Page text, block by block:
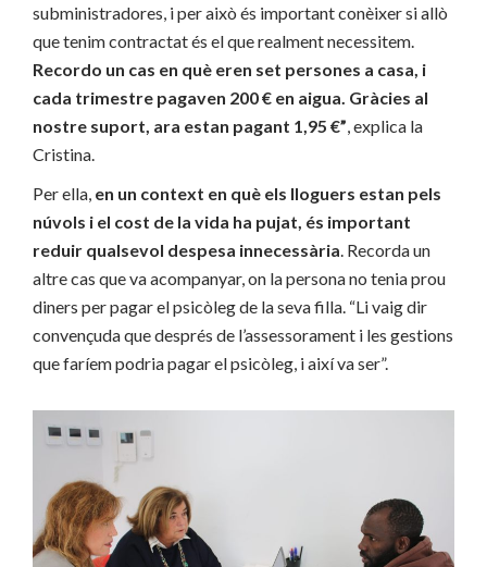
subministradores, i per això és important conèixer si allò
que tenim contractat és el que realment necessitem.
Recordo un cas en què eren set persones a casa, i
cada trimestre pagaven 200 € en aigua. Gràcies al
nostre suport, ara estan pagant 1,95 €” , explica la
Cristina.
Per ella, en un context en què els lloguers estan pels
núvols i el cost de la vida ha pujat, és important
reduir qualsevol despesa innecessària . Recorda un
altre cas que va acompanyar, on la persona no tenia prou
diners per pagar el psicòleg de la seva filla. “Li vaig dir
convençuda que després de l’assessorament i les gestions
que faríem podria pagar el psicòleg, i així va ser”.